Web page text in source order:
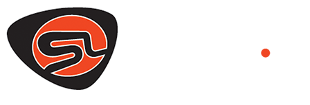
We use cookies to ensure that we provide you the best experience
on our website. By continuing to browse this website, you accept
that cookies are used to help us analyze how the website is used and
to offer you a better experience. To learn more or to find out how
you can disable cookies, you can access our